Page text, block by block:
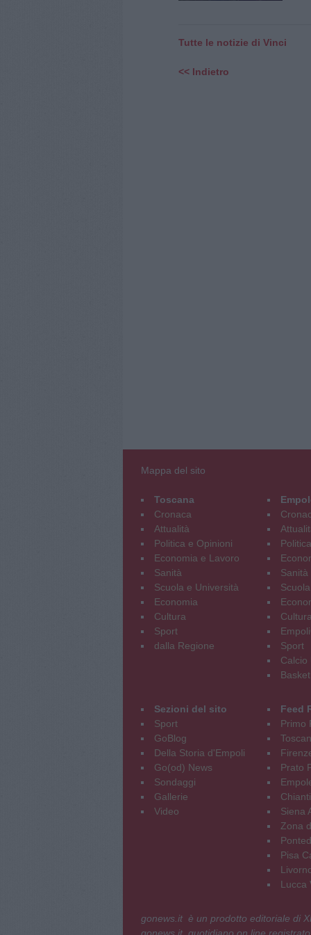
Tutte le notizie di Vinci
<< Indietro
Mappa del sito
Toscana
Cronaca
Attualità
Politica e Opinioni
Economia e Lavoro
Sanità
Scuola e Università
Economia
Cultura
Sport
dalla Regione
Sanità
Cultura
Sport
Calcio
Basket
Sezioni del sito
Sport
GoBlog
Della Storia d'Empoli
Go(od) News
Sondaggi
Gallerie
Video
Feed
Primo
Prato
Siena
Zona
Pisa
Lucca
gonews.it è un prodotto editoriale di